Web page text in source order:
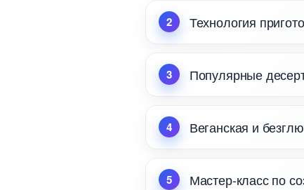
Технология
Популярные
еганская и
Мастер-класс по